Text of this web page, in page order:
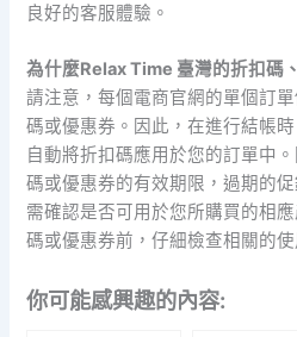
良好的客服體驗。
為什麼Relax Time 臺灣的折扣碼
請注意，每個電商官網的單個訂
碼或優惠券。因此，在進行結帳
自動將折扣碼應用於您的訂單中
碼或優惠券的有效期限，過期的
需確認是否可用於您所購買的相
碼或優惠券前，仔細檢查相關的使
你可能感興趣的內容: